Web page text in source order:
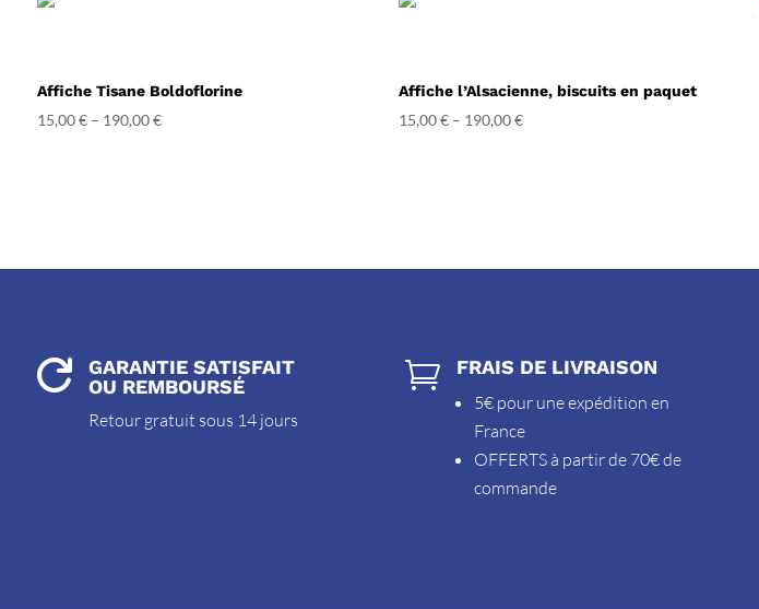
Affiche Tisane Boldoflorine
15,00€– 190,00€
Affiche l’Alsacienne, biscuits en paquet
15,00€– 190,00€

GARANTIE SATISFAIT
OU REMBOURSÉ
Retour gratuit sous 14 jours
 FRAIS DE LIVRAISON
5€ pour une expédition en
France
OFFERTS à partir de 70€ de
commande